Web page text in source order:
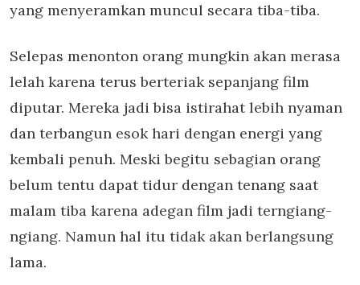
yang menyeramkan muncul secara tiba-tiba.
Selepas menonton orang mungkin akan merasa
lelah karena terus berteriak sepanjang film
diputar. Mereka jadi bisa istirahat lebih nyaman
dan terbangun esok hari dengan energi yang
kembali penuh. Meski begitu sebagian orang
belum tentu dapat tidur dengan tenang saat
malam tiba karena adegan film jadi terngiang-
ngiang. Namun hal itu tidak akan berlangsung
lama.